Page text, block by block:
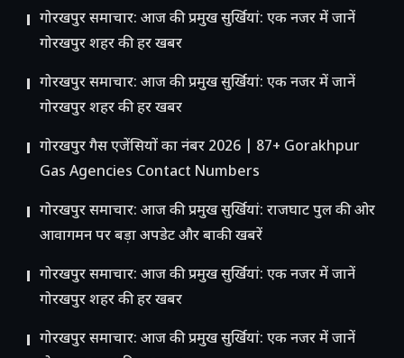
गोरखपुर समाचार: आज की प्रमुख सुर्खियां: एक नजर में जानें
गोरखपुर शहर की हर खबर
गोरखपुर समाचार: आज की प्रमुख सुर्खियां: एक नजर में जानें
गोरखपुर शहर की हर खबर
गोरखपुर गैस एजेंसियों का नंबर 2026 | 87+ Gorakhpur
Gas Agencies Contact Numbers
गोरखपुर समाचार: आज की प्रमुख सुर्खियां: राजघाट पुल की ओर
आवागमन पर बड़ा अपडेट और बाकी खबरें
गोरखपुर समाचार: आज की प्रमुख सुर्खियां: एक नजर में जानें
गोरखपुर शहर की हर खबर
गोरखपुर समाचार: आज की प्रमुख सुर्खियां: एक नजर में जानें